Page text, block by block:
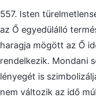
557. Isten
az Ő egyedülálló
haragja mögött az Ő
rendelkezik. Mondani
lényegét is
nem változik az idő